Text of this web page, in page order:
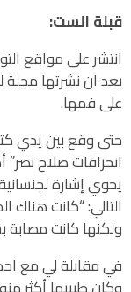
قبلة الست:
انتشر على مواقع
بعد ان نشرتها
على فمها.
حتى وقع بين يدي
انحرافات صلاح
التالي: “كانت هناك
ولكنها كانت مصابة
في مقابلة لي مع